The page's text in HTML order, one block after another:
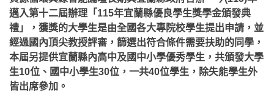
邁入第十二屆辦理「115年宜蘭縣優良學生獎學金頒發典
禮」，獲獎的大學生是由全國各大專院校學生提出申請，並
經過國內頂尖教授評審，篩選出符合條件需要扶助的同學，
本屆另提供宜蘭縣內高中及國中小學優秀學生，共頒發大學
生10位、國中小學生30位，一共40位學生，除失能學生外
皆出席參加。